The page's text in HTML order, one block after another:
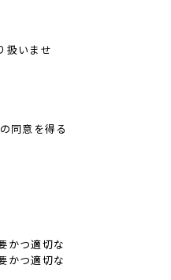
扱いませ
同意を得る
かつ適切な
かつ適切な